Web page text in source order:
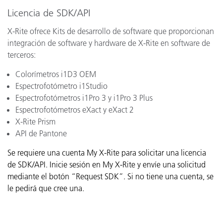
Licencia de SDK/API
X-Rite ofrece Kits de desarrollo de software que proporcionan
integración de software y hardware de X-Rite en software de
terceros:
Colorímetros i1D3 OEM
Espectrofotómetro i1Studio
Espectrofotómetros i1Pro 3 y i1Pro 3 Plus
Espectrofotómetros eXact y eXact 2
X-Rite Prism
API de Pantone
Se requiere una cuenta My X-Rite para solicitar una licencia
de SDK/API. Inicie sesión en My X-Rite y envíe una solicitud
mediante el botón “Request SDK”. Si no tiene una cuenta, se
le pedirá que cree una.